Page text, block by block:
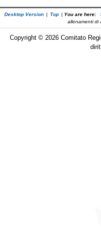
Desktop Version | Top | You are here:
allenamenti di
Copyright © 2026 Comitato